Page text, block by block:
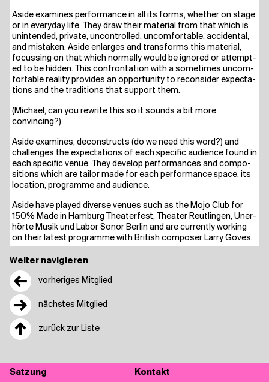
Weiter navigieren
← vorheriges Mitglied
→ nächstes Mitglied
↑ zurück zur Liste
Asi­de exami­nes per­for­mance in all its forms, whe­ther on stage
or in ever­y­day life. They draw their mate­ri­al from that which is
unin­ten­ded, pri­va­te, uncon­trol­led, uncom­for­ta­ble, acci­den­tal,
and mista­ken. Asi­de enlar­ges and trans­forms this mate­ri­al,
focus­sing on that which nor­mal­ly would be igno­red or attempt­
ed to be hid­den. This con­fron­ta­ti­on with a some­ti­mes uncom­
for­ta­ble rea­li­ty pro­vi­des an oppor­tu­ni­ty to recon­sider expec­ta­
ti­ons and the tra­di­ti­ons that sup­port them.
(Micha­el, can you rewri­te this so it sounds a bit more
convincing?)
Asi­de exami­nes, decon­s­tructs (do we need this word?) and
chal­lenges the expec­ta­ti­ons of each spe­ci­fic audi­ence found in
each spe­ci­fic venue. They deve­lop per­for­man­ces and com­po­
si­ti­ons which are tail­or made for each per­for­mance space, its
loca­ti­on, pro­gram­me and audience.
Asi­de have play­ed diver­se venues such as the Mojo Club for
150% Made in Ham­burg Thea­ter­fest, Thea­ter Reut­lin­gen, Uner­
hör­te Musik und Labor Sonor Ber­lin and are curr­ent­ly working
on their latest pro­gram­me with Bri­tish com­po­ser Lar­ry Goves.
Sat­zung Kon­takt